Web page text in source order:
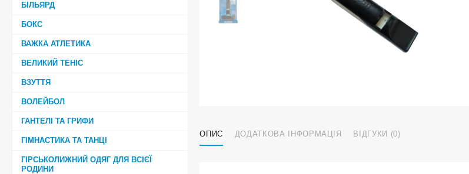
БІЛЬЯРД
БОКС
ВАЖКА АТЛЕТИКА
ВЕЛИКИЙ ТЕНІС
ВЗУТТЯ
ВОЛЕЙБОЛ
ГАНТЕЛІ ТА ГРИФИ
ГІМНАСТИКА ТА ТАНЦІ
ГІРСЬКОЛИЖНИЙ ОДЯГ ДЛЯ ВСІЄЇ
РОДИНИ
ОПИС ДОДАТКОВА ІНФОРМАЦІЯ ВІДГУКИ (0)